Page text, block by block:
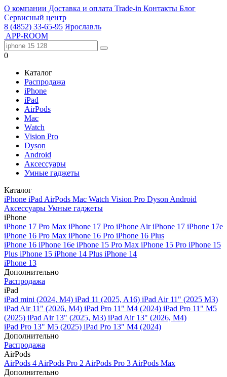
О компании Доставка и оплата Trade-in Контакты Блог
Сервисный центр
8 (4852) 33-65-95 Ярославль
APP-ROOM
0
Каталог
Распродажа
iPhone
iPad
AirPods
Mac
Watch
Vision Pro
Dyson
Android
Аксессуары
Умные гаджеты
Каталог
iPhone iPad AirPods Mac Watch Vision Pro Dyson Android
Аксессуары Умные гаджеты
iPhone
iPhone 17 Pro Max iPhone 17 Pro iPhone AiriPhone 17 iPhone 17e
iPhone 16 Pro Max iPhone 16 Pro iPhone 16 Plus
iPhone 16 iPhone 16e iPhone 15 Pro Max iPhone 15 Pro iPhone 15
Plus iPhone 15 iPhone 14 Plus iPhone 14
iPhone 13
Дополнительно
Распродажа
iPad
iPad mini (2024, M4) iPad 11 (2025, A16) iPad Air 11" (2025 M3)
iPad Air 11" (2026, M4) iPad Pro 11" M4 (2024) iPad Pro 11" M5
(2025) iPad Air 13" (2025, M3) iPad Air 13" (2026, M4)
iPad Pro 13" M5 (2025) iPad Pro 13" M4 (2024)
Дополнительно
Распродажа
AirPods
AirPods 4 AirPods Pro 2 AirPods Pro 3 AirPods Max
Дополнительно